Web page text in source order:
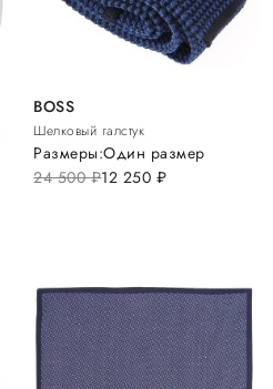
BOSS
Шелковый галстук
24 500руб.12 250 руб.
Размеры:Один размер